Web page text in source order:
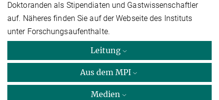
Doktoranden als Stipendiaten und Gastwissenschaftler
auf. Näheres finden Sie auf der Webseite des Instituts
unter Forschungsaufenthalte.
Leitung
Aus dem MPI
Medien